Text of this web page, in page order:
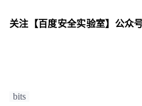
关注【百度安全实验室】公众
bits